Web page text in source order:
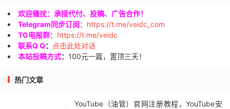
欢迎骚扰：承接代付、投稿、广告合作！
Telegram同步订阅： https://t.me/veidc_com
TG电报群： https://t.me/veidc
联系Q Q：
点击此处对话
本站投稿方式： 100元一篇，置顶三天！
热门文章
YouTube（油管）官网注册教程，YouTube安